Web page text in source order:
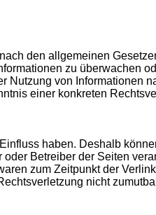
den allgemeinen
zu überwachen
von Informationen
einer konkreten
haben. Deshalb
Betreiber der Seiten
zum Zeitpunkt der
nicht